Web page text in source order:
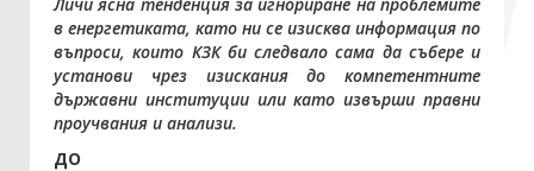
Арбитражен съд
Проекти
Членове
в енергетиката, като ни се изисква информация по
въпроси, които КЗК би следвало сама да събере и
установи чрез изискания до компетентните
държавни институции или като извърши правни
проучвания и анализи.
ДО